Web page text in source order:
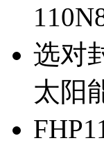
选对
太阳